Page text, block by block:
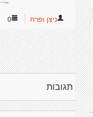
0 ניצן ופרח
תגובות